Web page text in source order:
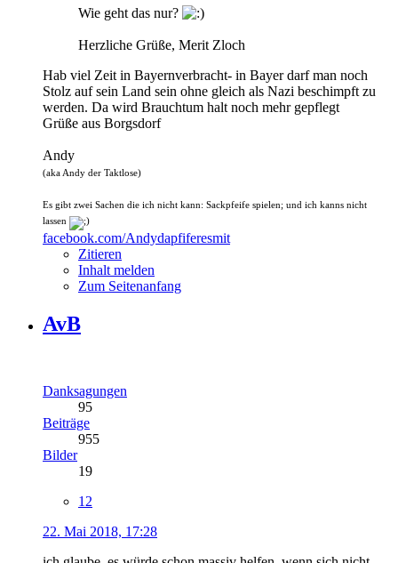
Wie geht das nur?
Herzliche Grüße, Merit Zloch
Hab viel Zeit in Bayernverbracht- in Bayer darf man noch
Stolz auf sein Land sein ohne gleich als Nazi beschimpft zu
werden. Da wird Brauchtum halt noch mehr gepflegt
Grüße aus Borgsdorf
Andy
(aka Andy der Taktlose)
Es gibt zwei Sachen die ich nicht kann: Sackpfeife spielen; und ich kanns nicht
lassen
facebook.com/Andydapfiferesmit
Zitieren
Inhalt melden
Zum Seitenanfang
AvB
Danksagungen
95
Beiträge
955
Bilder
19
12
22. Mai 2018, 17:28